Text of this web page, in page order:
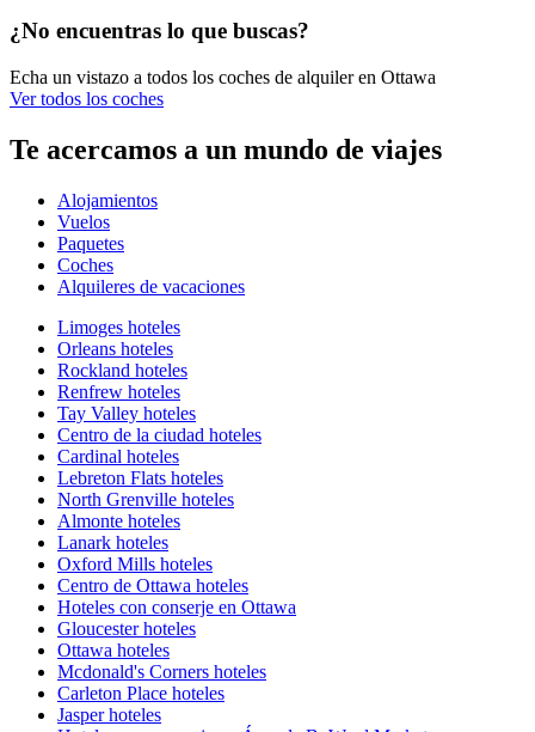
¿No encuentras lo que buscas?
Echa un vistazo a todos los coches de alquiler en Ottawa
Ver todos los coches
Te acercamos a un mundo de viajes
Alojamientos
Vuelos
Paquetes
Coches
Alquileres de vacaciones
Limoges hoteles
Orleans hoteles
Rockland hoteles
Renfrew hoteles
Tay Valley hoteles
Centro de la ciudad hoteles
Cardinal hoteles
Lebreton Flats hoteles
North Grenville hoteles
Almonte hoteles
Lanark hoteles
Oxford Mills hoteles
Centro de Ottawa hoteles
Hoteles con conserje en Ottawa
Gloucester hoteles
Ottawa hoteles
Mcdonald's Corners hoteles
Carleton Place hoteles
Jasper hoteles